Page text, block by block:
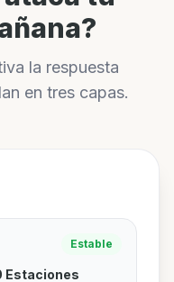
la respuesta
en tres capas.
Estable
Estaciones